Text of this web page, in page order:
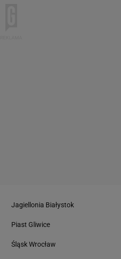
Jagiellonia Białystok
Piast Gliwice
Śląsk Wrocław